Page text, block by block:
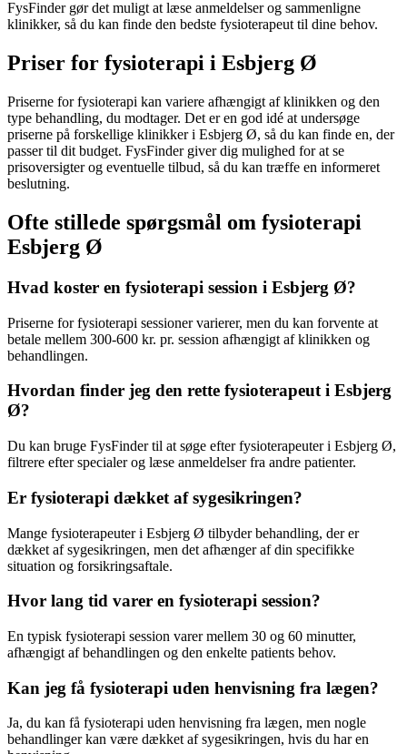
FysFinder gør det muligt at læse anmeldelser og sammenligne
klinikker, så du kan finde den bedste fysioterapeut til dine behov.
Priser for fysioterapi i Esbjerg Ø
Priserne forfysioterapi kan variere afhængigt af klinikken og den
type behandling, du modtager. Det er en god idé at undersøge
priserne på forskellige klinikker i Esbjerg Ø, så du kan finde en, der
passer til dit budget. FysFinder giver dig mulighed for at se
prisoversigter og eventuelle tilbud, så du kan træffe en informeret
beslutning.
Ofte stillede spørgsmål om fysioterapi
Esbjerg Ø
Hvad koster en fysioterapi session i Esbjerg Ø?
Priserne forfysioterapi sessioner varierer, men du kan forvente at
betale mellem 300-600 kr. pr. session afhængigt af klinikken og
behandlingen.
Hvordan finder jeg den rette fysioterapeut i Esbjerg
Ø?
Du kan bruge FysFinder til at søge efter fysioterapeuter i Esbjerg Ø,
filtrere efter specialer og læse anmeldelser fra andre patienter.
Er fysioterapi dækket af sygesikringen?
Mange fysioterapeuter i Esbjerg Ø tilbyder behandling, der er
dækket af sygesikringen, men det afhænger af din specifikke
situation og forsikringsaftale.
Hvor lang tid varer en fysioterapi session?
En typisk fysioterapi session varer mellem 30 og 60 minutter,
afhængigt af behandlingen og den enkelte patients behov.
Kan jeg få fysioterapi uden henvisning fra lægen?
Ja, du kan få fysioterapi uden henvisning fra lægen, men nogle
behandlinger kan være dækket af sygesikringen, hvis du har en